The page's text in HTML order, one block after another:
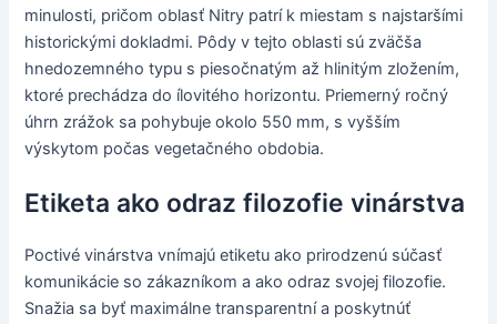
minulosti, pričom oblasť Nitry patrí k miestam s najstaršími
historickými dokladmi. Pôdy v tejto oblasti sú zväčša
hnedozemného typu s piesočnatým až hlinitým zložením,
ktoré prechádza do ílovitého horizontu. Priemerný ročný
úhrn zrážok sa pohybuje okolo 550 mm, s vyšším
výskytom počas vegetačného obdobia.
Etiketa ako odraz filozofie vinárstva
Poctivé vinárstva vnímajú etiketu ako prirodzenú súčasť
komunikácie so zákazníkom a ako odraz svojej filozofie.
Snažia sa byť maximálne transparentní a poskytnúť